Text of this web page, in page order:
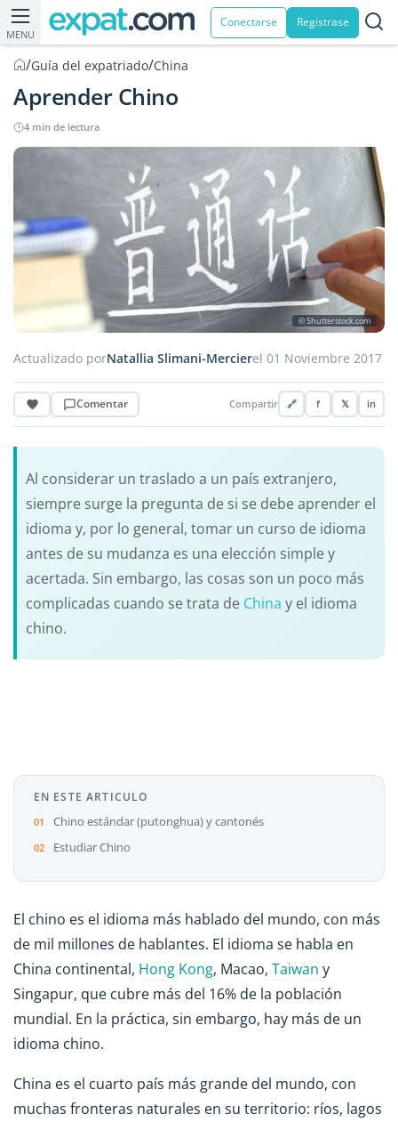
MENU
Conectarse Registrase
/Guía del expatriado/China
Aprender Chino
4 min de lectura
© Shutterstock.com
Actualizado porNatallia Slimani-Mercierel 01 Noviembre 2017
Comentar Compartir 🔗 f 𝕏 in
Al considerar un traslado a un país extranjero,
siempre surge la pregunta de si se debe aprender el
idioma y, por lo general, tomar un curso de idioma
antes de su mudanza es una elección simple y
acertada. Sin embargo, las cosas son un poco más
complicadas cuando se trata de China y el idioma
chino.
EN ESTE ARTICULO
Chino estándar (putonghua) y cantonés
Estudiar Chino
El chino es el idioma más hablado del mundo, con más
de mil millones de hablantes. El idioma se habla en
China continental, Hong Kong, Macao, Taiwan y
Singapur, que cubre más del 16% de la población
mundial. En la práctica, sin embargo, hay más de un
idioma chino.
China es el cuarto país más grande del mundo, con
muchas fronteras naturales en su territorio: ríos, lagos